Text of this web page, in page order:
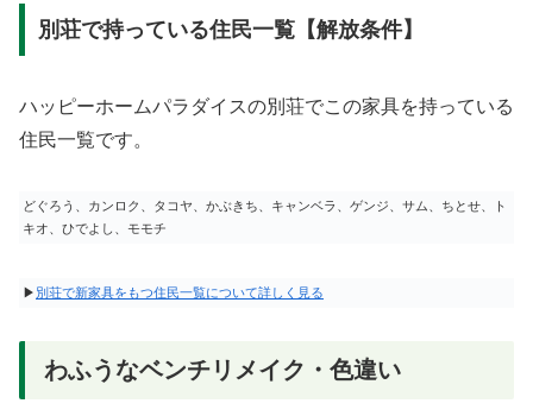
別荘で持っている住民一覧【解放条件】
ハッピーホームパラダイスの別荘でこの家具を持っている
住民一覧です。
どぐろう、カンロク、タコヤ、かぶきち、キャンベラ、ゲンジ、サム、ちとせ、ト
キオ、ひでよし、モモチ
▶ 別荘で新家具をもつ住民一覧について詳しく見る
わふうなベンチリメイク・色違い